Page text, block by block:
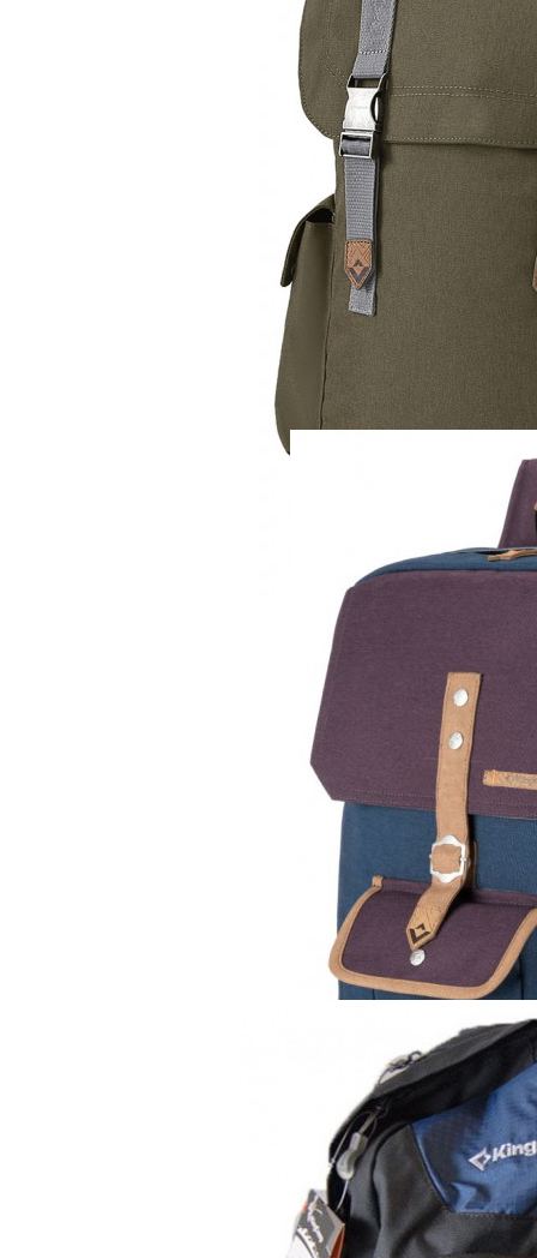
KingCamp
KingCamp Glacier
5 260 руб